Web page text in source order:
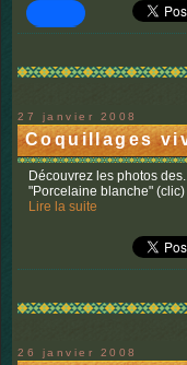
27 janvier 2008
Coquillages
Découvrez les photos
"Porcelaine blanche"
Lire la suite
26 janvier 2008